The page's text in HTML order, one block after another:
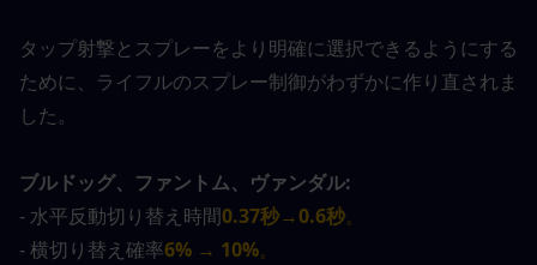
タップ射撃とスプレーをより明確に選択できるようにする
ために、ライフルのスプレー制御がわずかに作り直されま
した。
ブルドッグ、ファントム、ヴァンダル:
- 水平反動切り替え時間0.37秒→0.6秒。
- 横切り替え確率6% → 10%。